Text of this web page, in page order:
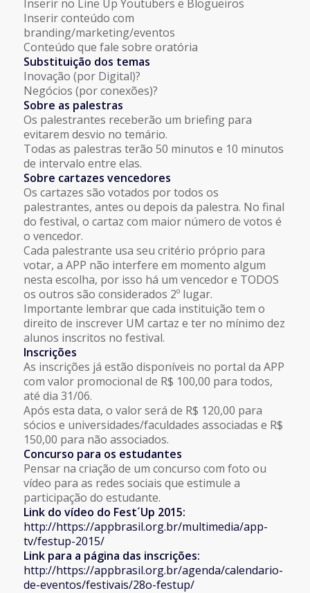
Inserir no Line Up Youtubers e Blogueiros
Inserir conteúdo com
branding/marketing/eventos
Conteúdo que fale sobre oratória
Substituição dos temas
Inovação (por Digital)?
Negócios (por conexões)?
Sobre as palestras
Os palestrantes receberão um briefing para
evitarem desvio no temário.
Todas as palestras terão 50 minutos e 10 minutos
de intervalo entre elas.
Sobre cartazes vencedores
Os cartazes são votados por todos os
palestrantes, antes ou depois da palestra. No final
do festival, o cartaz com maior número de votos é
o vencedor.
Cada palestrante usa seu critério próprio para
votar, a APP não interfere em momento algum
nesta escolha, por isso há um vencedor e TODOS
os outros são considerados 2º lugar.
Importante lembrar que cada instituição tem o
direito de inscrever UM cartaz e ter no mínimo dez
alunos inscritos no festival.
Inscrições
As inscrições já estão disponíveis no portal da APP
com valor promocional de R$ 100,00 para todos,
até dia 31/06.
Após esta data, o valor será de R$ 120,00 para
sócios e universidades/faculdades associadas e R$
150,00 para não associados.
Concurso para os estudantes
Pensar na criação de um concurso com foto ou
vídeo para as redes sociais que estimule a
participação do estudante.
Link do vídeo do Fest´Up 2015:
http://https://appbrasil.org.br/multimedia/app-
tv/festup-2015/
Link para a página das inscrições:
http://https://appbrasil.org.br/agenda/calendario-
de-eventos/festivais/28o-festup/